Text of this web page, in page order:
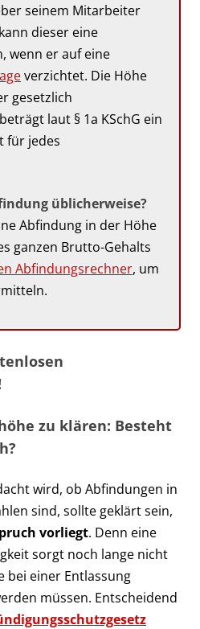
seinem Mitarbeiter
dieser eine
wenn er auf eine
verzichtet. Die Höhe
gesetzlich
laut § 1a KSchG ein
für jedes
üblicherweise?
Abfindung in der Höhe
ganzen Brutto-Gehalts
Abfindungsrechner, um
zu klären: Besteht
wird, ob Abfindungen in
sind, sollte geklärt sein,
vorliegt. Denn eine
sorgt noch lange nicht
bei einer Entlassung
müssen. Entscheidend